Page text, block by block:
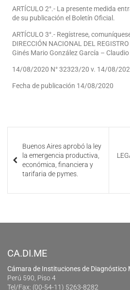
ARTÍCULO 2°.- La presente medida
de su publicación el Boletín Oficial.
ARTÍCULO 3°.- Regístrese,
DIRECCIÓN NACIONAL DEL
Ginés Mario González García –
14/08/2020 N° 32323/20 v. 14/08/
Fecha de publicación 14/08/2020
Buenos Aires aprobó la ley
la emergencia productiva,
económica, financiera y
tarifaria de pymes.
CA.DI.ME
Cámara de Instituciones de Diagnóstico
Perú 590, Piso 4
Tel/Fax: (00-54-11) 5263-8282